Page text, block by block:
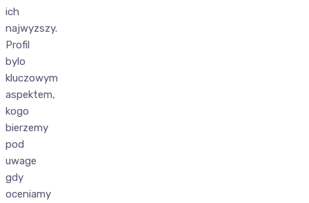
ich
najwyzszy.
Profil
bylo
kluczowym
aspektem,
kogo
bierzemy
pod
uwage
gdy
oceniamy